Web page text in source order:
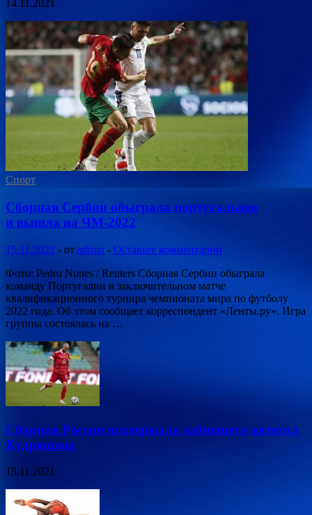
14.11.2021
Спорт
Сборная Сербии обыграла португальцев
и вышла на ЧМ-2022
15.11.2021 - от admin - Оставьте комментарий
Фото: Pedro Nunes / Reuters Сборная Сербии обыграла
команду Португалии в заключительном матче
квалификационного турнира чемпионата мира по футболу
2022 года. Об этом сообщает корреспондент «Ленты.ру». Игра
группы состоялась на …
Сборная России поддержала забившего автогол
Кудряшова
15.11.2021